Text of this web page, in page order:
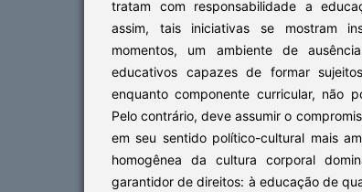
tratam com responsabilidade a
assim, tais iniciativas se mostram
momentos, um ambiente de
educativos capazes de formar
enquanto componente curricular, não
Pelo contrário, deve assumir o
em seu sentido político-cultural mais
homogênea da cultura corporal
garantidor de direitos: à educação de